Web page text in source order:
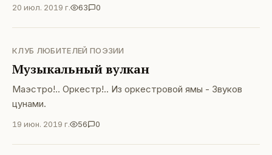
20 июл. 2019 г. 63 0
КЛУБ ЛЮБИТЕЛЕЙ ПОЭЗИИ
Музыкальный вулкан
Маэстро!.. Оркестр!.. Из оркестровой ямы - Звуков
цунами.
19 июн. 2019 г. 56 0